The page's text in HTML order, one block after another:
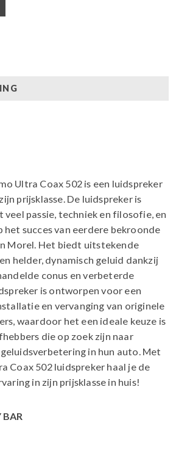
Ultra Coax 502 is een luidspreker
prijsklasse. De luidspreker is
passie, techniek en filosofie, en
succes van eerdere bekroonde
Morel. Het biedt uitstekende
helder, dynamisch geluid dankzij
conus en verbeterde
is ontworpen voor een
en vervanging van originele
waardoor het een ideale keuze is
die op zoek zijn naar
in hun auto. Met
Coax 502 luidspreker haal je de
in zijn prijsklasse in huis!
BAR